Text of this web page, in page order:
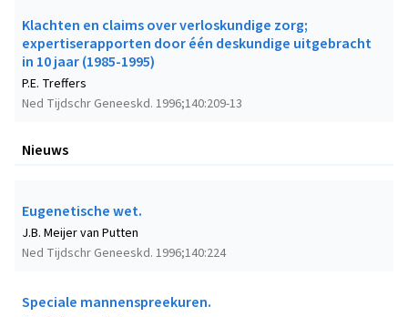
Klachten en claims over verloskundige zorg;
expertiserapporten door één deskundige uitgebracht
in 10 jaar (1985-1995)
Ned Tijdschr Geneeskd. 1996;140:209-13
P.E. Treffers
Nieuws
Eugenetische wet.
Ned Tijdschr Geneeskd. 1996;140:224
J.B. Meijer van Putten
Speciale mannenspreekuren.